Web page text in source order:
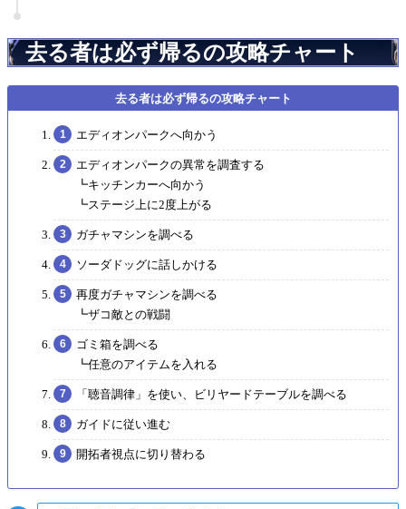
去る者は必ず帰るの攻略チャート
エディオンパークへ向かう
エディオンパークの異常を調査する
┗キッチンカーへ向かう
┗ステージ上に2度上がる
ガチャマシンを調べる
ソーダドッグに話しかける
再度ガチャマシンを調べる
┗ザコ敵との戦闘
ゴミ箱を調べる
┗任意のアイテムを入れる
「聴音調律」を使い、ビリヤードテーブルを調べる
ガイドに従い進む
開拓者視点に切り替わる